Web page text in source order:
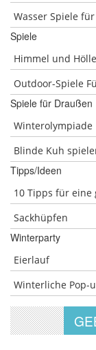
Wasser Spiele
Spiele
Himmel und
Outdoor-Spiele
Spiele für Draußen
Winterolympiade
Blinde Kuh
Tipps/Ideen
10 Tipps für
Sackhüpfen
Winterparty
Eierlauf
Winterliche Pop-